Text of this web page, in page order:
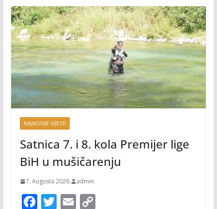
NAJNOVIJE VIJESTI
Satnica 7. i 8. kola Premijer lige
BiH u mušičarenju
7. Augusta 2026. admin
F T E C